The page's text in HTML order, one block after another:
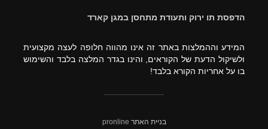
הדפסת תו ירוק ותעודת מתחסן במגן קארד
המידע וההמלצות באתר זה אינו מהווה חלופה לעצה מקצועית
ולשיקול הדעת של הקוראים, והינו בגדר המלצה בלבד והשימוש
בו על אחריות הקורא בלבד!
בניית האתר pronline